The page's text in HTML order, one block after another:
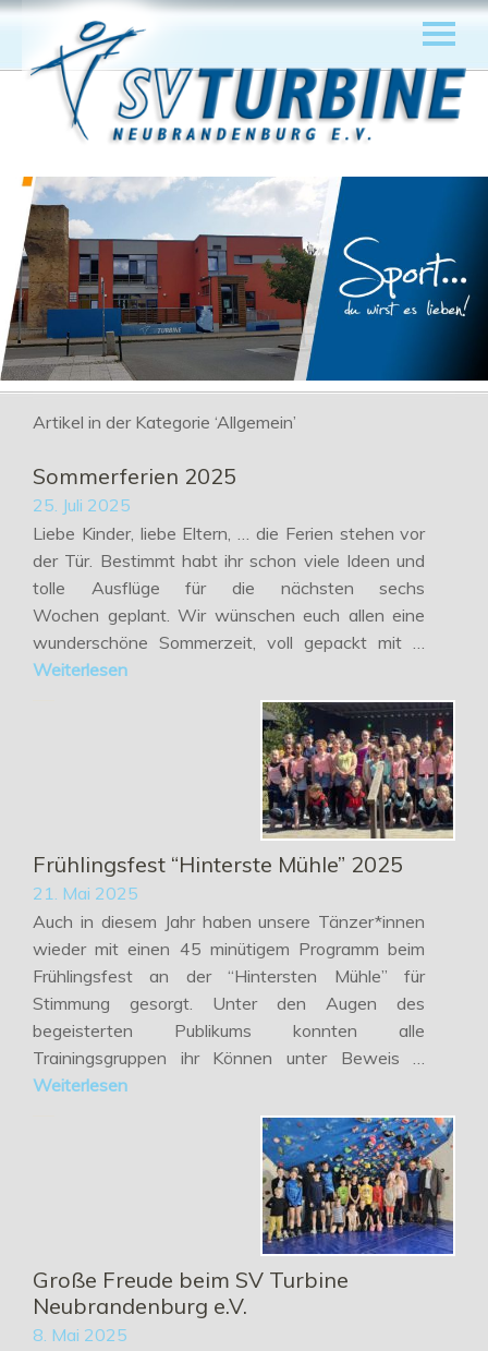
Artikel in der Kategorie ‘Allgemein’
Sommerferien 2025
25. Juli 2025
Liebe Kinder, liebe Eltern, … die Ferien stehen vor
der Tür. Bestimmt habt ihr schon viele Ideen und
tolle Ausflüge für die nächsten sechs
Wochen geplant. Wir wünschen euch allen eine
wunderschöne Sommerzeit, voll gepackt mit …
Weiterlesen
Frühlingsfest “Hinterste Mühle” 2025
21. Mai 2025
Auch in diesem Jahr haben unsere Tänzer*innen
wieder mit einen 45 minütigem Programm beim
Frühlingsfest an der “Hintersten Mühle” für
Stimmung gesorgt. Unter den Augen des
begeisterten Publikums konnten alle
Trainingsgruppen ihr Können unter Beweis …
Weiterlesen
Große Freude beim SV Turbine
Neubrandenburg e.V.
8. Mai 2025